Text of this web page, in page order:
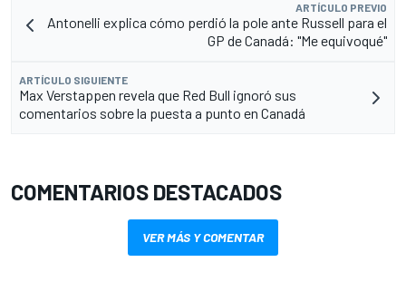
ARTÍCULO PREVIO
Antonelli explica cómo perdió la pole ante Russell para el
GP de Canadá: "Me equivoqué"
ARTÍCULO SIGUIENTE
Max Verstappen revela que Red Bull ignoró sus
comentarios sobre la puesta a punto en Canadá
COMENTARIOS DESTACADOS
VER MÁS Y COMENTAR